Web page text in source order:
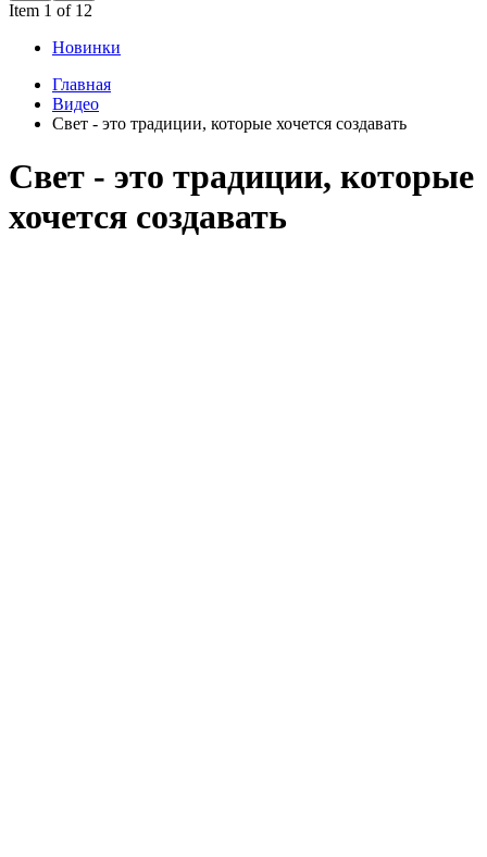
Item 1 of 12
Новинки
Главная
Видео
Свет - это традиции, которые хочется создавать
Свет - это традиции, которые
хочется создавать